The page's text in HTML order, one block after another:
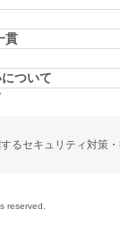
貫
ついて
るセキュリティ対策
reserved.